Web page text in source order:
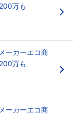
万も
ーカーエコ商
万も
ーカーエコ商